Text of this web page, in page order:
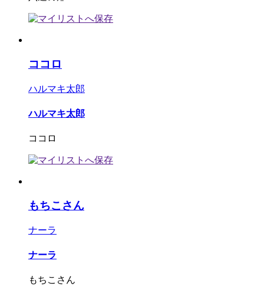
ココロ
ハルマキ太郎
ハルマキ太郎
ココロ
もちこさん
ナーラ
ナーラ
もちこさん